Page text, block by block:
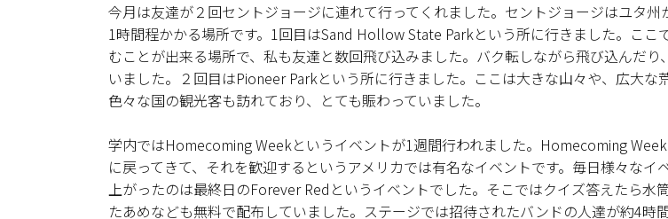
今月は友達が２回セントジョージに連れて行ってくれました。セントジョージはユタ州
1時間程かかる場所です。1回目はSand Hollow State Parkという所に行きました。ここ
むことが出来る場所で、私も友達と数回飛び込みました。バク転しながら飛び込んだり
いました。２回目はPioneer Parkという所に行きました。ここは大きな山々や、広大な
色々な国の観光客も訪れており、とても賑わっていました。
学内ではHomecoming Weekというイベントが1週間行われました。Homecoming
に戻ってきて、それを歓迎するというアメリカでは有名なイベントです。毎日様々なイ
上がったのは最終日のForever Redというイベントでした。そこではクイズ答えたら水
たあめなども無料で配布していました。ステージでは招待されたバンドの人達が約4時